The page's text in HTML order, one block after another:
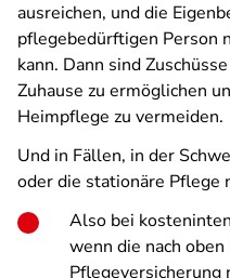
ausreichen, und die
pflegebedürftigen Person
kann. Dann sind
Zuhause zu ermöglichen
Heimpflege zu vermeiden.
Und in Fällen, in der
oder die stationäre Pflege
Also bei
wenn die nach
Pflegeversicherung